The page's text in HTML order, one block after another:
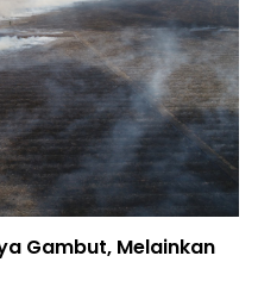
Gambut, Melainkan